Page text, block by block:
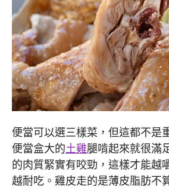
便當可以選三樣菜，但這都不是
便當盒大的土雞腿啃起來就很滿
的肉質緊實有咬勁，這樣才能越
越耐吃。雞皮走的是薄皮脂肪不